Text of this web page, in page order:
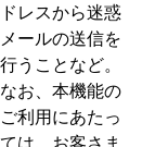
ドレスから迷惑
メールの送信を
行うことなど。
なお、本機能の
ご利用にあたっ